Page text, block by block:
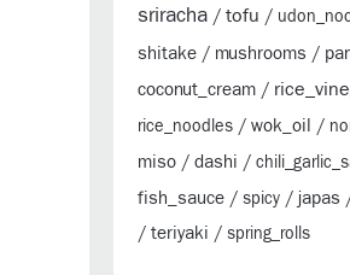
sriracha / tofu /
shitake / mushrooms /
coconut_cream /
rice_noodles / wok_oil /
miso / dashi /
fish_sauce / spicy / japas
/ teriyaki / spring_rolls